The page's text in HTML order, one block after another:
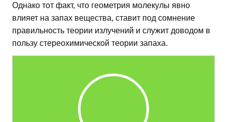
Однако тот факт, что геометрия молекулы явно
влияет на запах вещества, ставит под сомнение
правильность теории излучений и служит доводом в
пользу стереохимической теории запаха.